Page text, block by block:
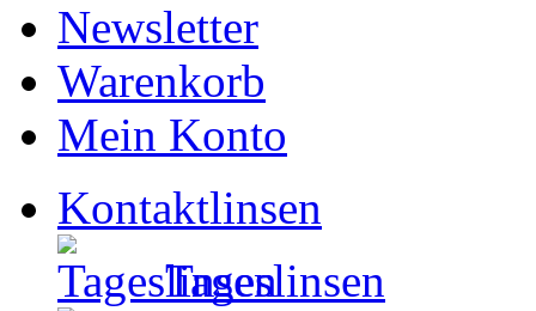
Newsletter
Warenkorb
Mein Konto
Kontaktlinsen
Tageslinsen